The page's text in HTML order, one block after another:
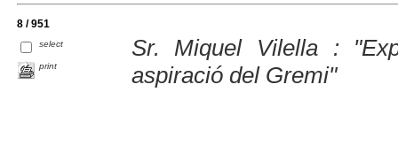
8 / 951
select
print
Sr. Miquel Vilella :
aspiració del Gremi"